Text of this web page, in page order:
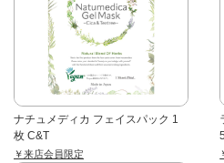
ナチュメディカ フェイスパック 1
枚 C&T
￥来店会員限定